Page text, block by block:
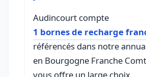
Audincourt compte
1 bornes de recharge
référencés dans notre
en Bourgogne Franche